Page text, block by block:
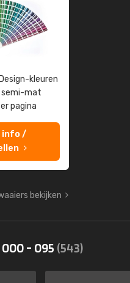
kleuren
semi-mat
pagina
info /
bekijken
- 095 (543)